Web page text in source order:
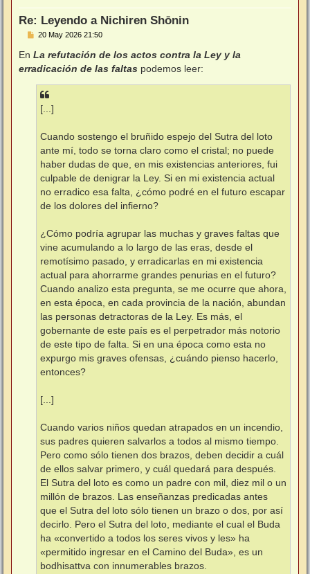
Re: Leyendo a Nichiren Shōnin
M
n
s
a
e
20 May 2026 21:50
En La refutación de los actos contra la Ley y la
erradicación de las faltas podemos leer:
[...]
Cuando sostengo el bruñido espejo del Sutra del loto
ante mí, todo se torna claro como el cristal; no puede
haber dudas de que, en mis existencias anteriores, fui
culpable de denigrar la Ley. Si en mi existencia actual
no erradico esa falta, ¿cómo podré en el futuro escapar
de los dolores del infierno?
¿Cómo podría agrupar las muchas y graves faltas que
vine acumulando a lo largo de las eras, desde el
remotísimo pasado, y erradicarlas en mi existencia
actual para ahorrarme grandes penurias en el futuro?
Cuando analizo esta pregunta, se me ocurre que ahora,
en esta época, en cada provincia de la nación, abundan
las personas detractoras de la Ley. Es más, el
gobernante de este país es el perpetrador más notorio
de este tipo de falta. Si en una época como esta no
expurgo mis graves ofensas, ¿cuándo pienso hacerlo,
entonces?
[...]
Cuando varios niños quedan atrapados en un incendio,
sus padres quieren salvarlos a todos al mismo tiempo.
Pero como sólo tienen dos brazos, deben decidir a cuál
de ellos salvar primero, y cuál quedará para después.
El Sutra del loto es como un padre con mil, diez mil o un
millón de brazos. Las enseñanzas predicadas antes
que el Sutra del loto sólo tienen un brazo o dos, por así
decirlo. Pero el Sutra del loto, mediante el cual el Buda
ha «convertido a todos los seres vivos y les» ha
«permitido ingresar en el Camino del Buda», es un
bodhisattva con innumerables brazos.